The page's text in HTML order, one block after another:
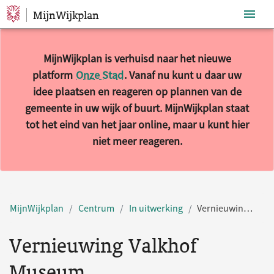
Sla navigatie over
MijnWijkplan
MijnWijkplan is verhuisd naar het nieuwe
platform Onze Stad. Vanaf nu kunt u daar uw
idee plaatsen en reageren op plannen van de
gemeente in uw wijk of buurt. MijnWijkplan staat
tot het eind van het jaar online, maar u kunt hier
niet meer reageren.
MijnWijkplan Centrum In uitwerking Vernieuwing Valkhof Museum
Vernieuwing Valkhof